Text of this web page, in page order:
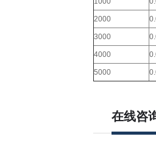
2000
3000
4000
5000
在线咨